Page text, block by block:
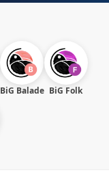
BiG Balade BiG Folk